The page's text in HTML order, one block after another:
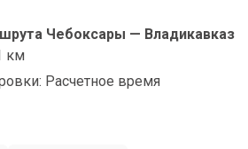
Чебоксары — Владикавказ
км
Расчетное время